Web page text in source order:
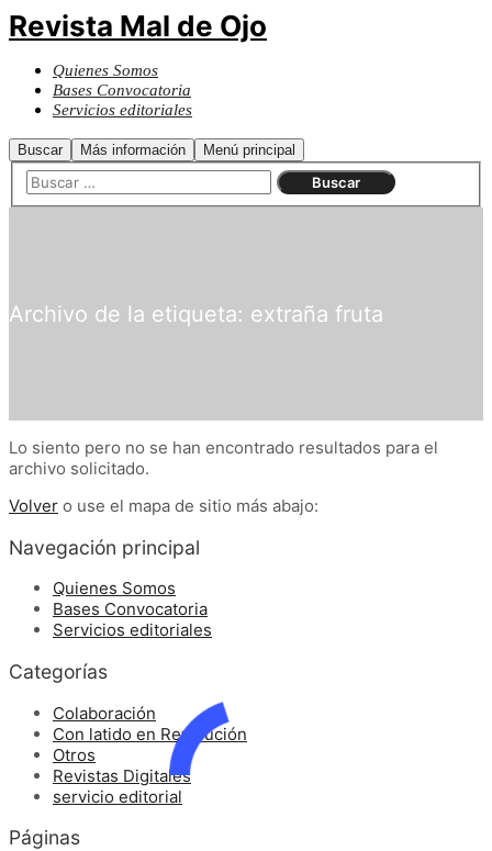
Revista Mal de Ojo
Quienes Somos
Bases Convocatoria
Servicios editoriales
Buscar Más información Menú principal
Archivo de la etiqueta: extraña fruta
Lo siento pero no se han encontrado resultados para el
archivo solicitado.
Volver o use el mapa de sitio más abajo:
Navegación principal
Quienes Somos
Bases Convocatoria
Servicios editoriales
Categorías
Colaboración
Con latido en Revolución
Otros
Revistas Digitales
servicio editorial
Páginas